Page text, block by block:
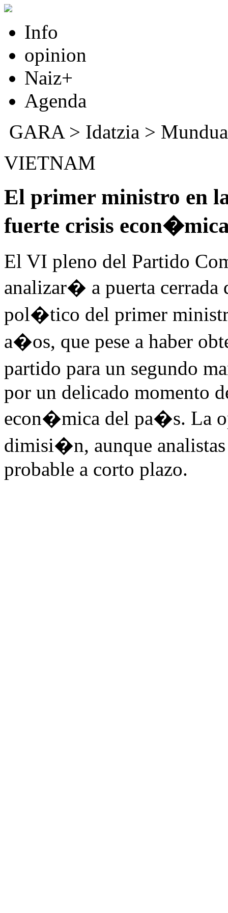
Info
opinion
Naiz+
Agenda
GARA> Idatzia > Mundua
VIETNAM
El primer ministro en
fuerte crisis
El VI pleno del Partido
analizar� a puerta cerrada
pol�tico del primer
a�os, que pese a haber
partido para un segundo
por un delicado momento
econ�mica del pa�s. La
dimisi�n, aunque
probable a corto plazo.